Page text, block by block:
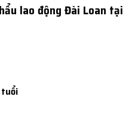
lao động Đài Loan tại